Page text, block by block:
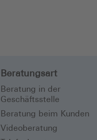
Beratungsart
Beratung in der
Geschäftsstelle
Beratung beim Kunden
Videoberatung